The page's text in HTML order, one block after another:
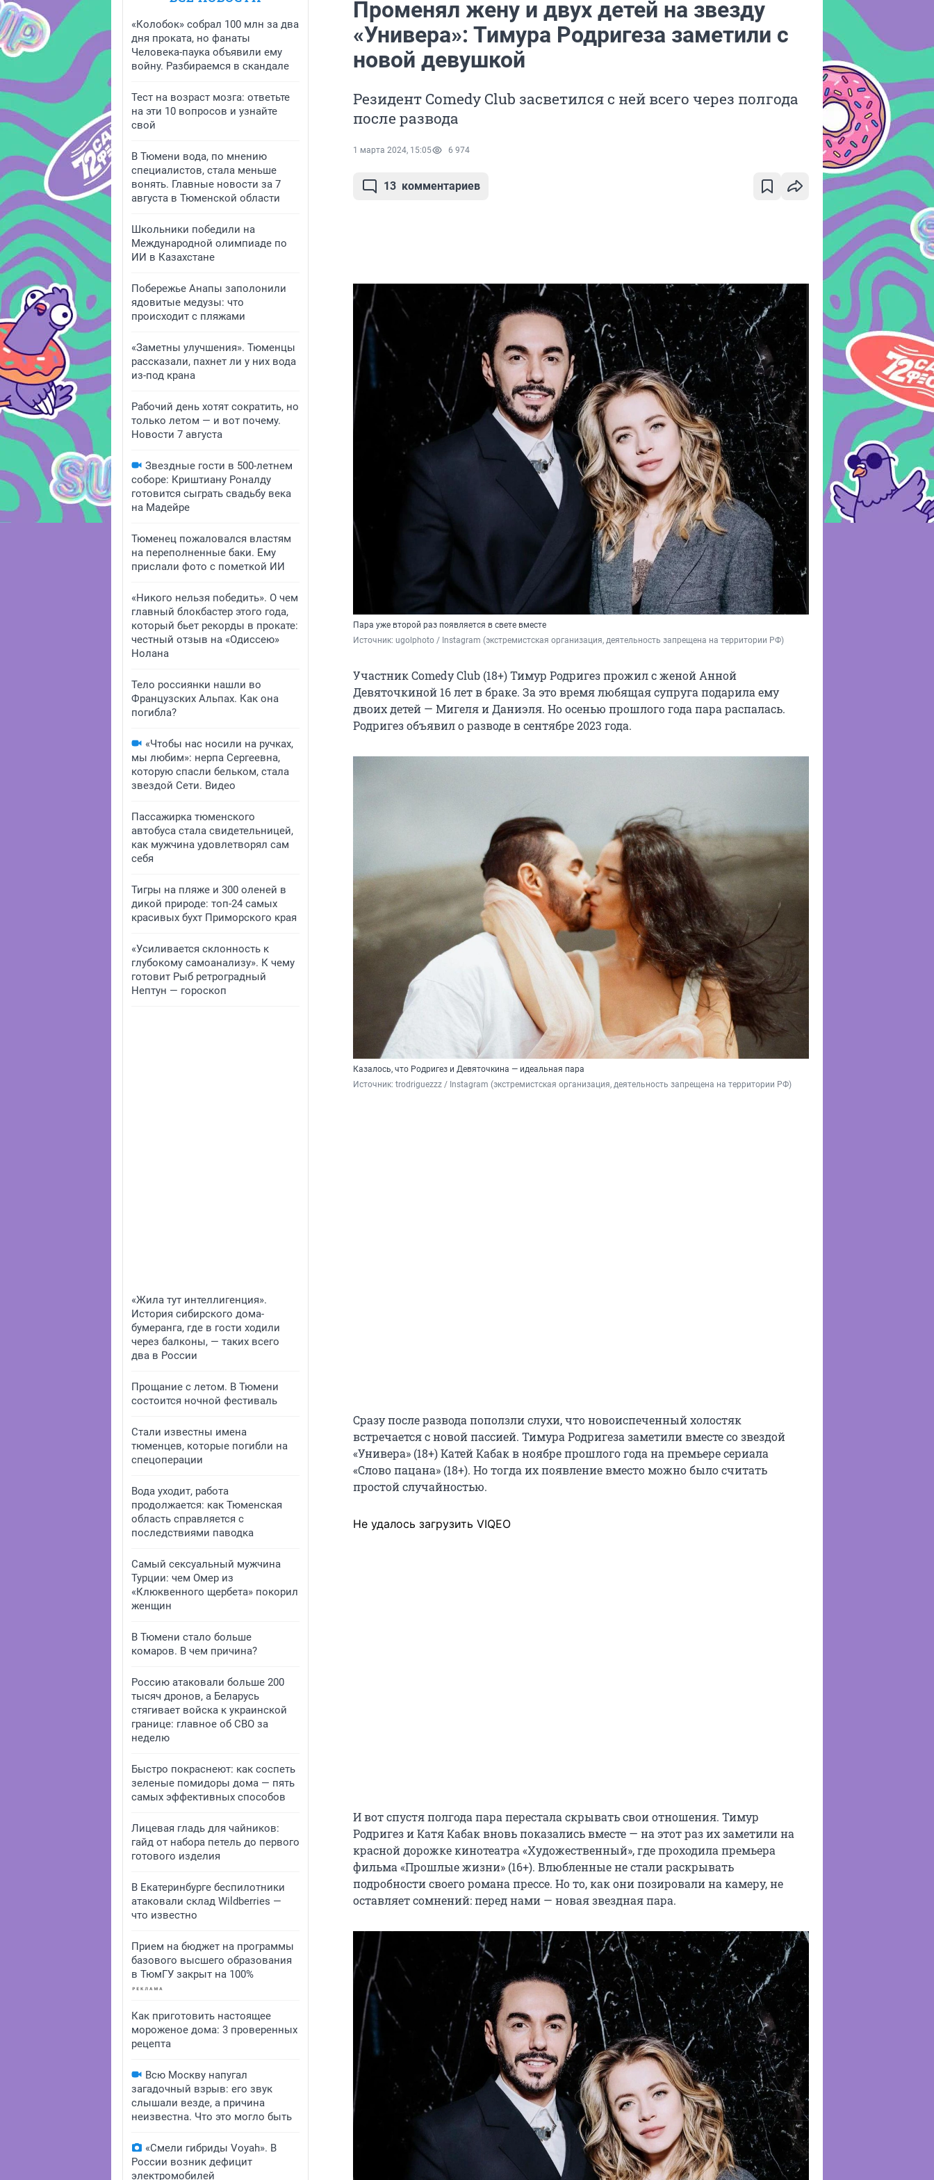
«Колобок» собрал 100 млн за два
дня проката, но фанаты
Человека-паука объявили ему
войну. Разбираемся в скандале
Тест на возраст мозга: ответьте
на эти 10 вопросов и узнайте
свой
В Тюмени вода, по мнению
специалистов, стала меньше
вонять. Главные новости за 7
августа в Тюменской области
Школьники победили на
Международной олимпиаде по
ИИ в Казахстане
Побережье Анапы заполонили
ядовитые медузы: что
происходит с пляжами
«Заметны улучшения». Тюменцы
рассказали, пахнет ли у них вода
из-под крана
Рабочий день хотят сократить, но
только летом — и вот почему.
Новости 7 августа
Звездные гости в 500-летнем
соборе: Криштиану Роналду
готовится сыграть свадьбу века
на Мадейре
Тюменец пожаловался властям
на переполненные баки. Ему
прислали фото с пометкой ИИ
«Никого нельзя победить». О чем
главный блокбастер этого года,
который бьет рекорды в прокате:
честный отзыв на «Одиссею»
Нолана
Тело россиянки нашли во
Французских Альпах. Как она
погибла?
«Чтобы нас носили на ручках,
мы любим»: нерпа Сергеевна,
которую спасли бельком, стала
звездой Сети. Видео
Пассажирка тюменского
автобуса стала свидетельницей,
как мужчина удовлетворял сам
себя
Тигры на пляже и 300 оленей в
дикой природе: топ-24 самых
красивых бухт Приморского края
«Усиливается склонность к
глубокому самоанализу». К чему
готовит Рыб ретроградный
Нептун — гороскоп
«Жила тут интеллигенция».
История сибирского дома-
бумеранга, где в гости ходили
через балконы, — таких всего
два в России
Прощание с летом. В Тюмени
состоится ночной фестиваль
Стали известны имена
тюменцев, которые погибли на
спецоперации
Вода уходит, работа
продолжается: как Тюменская
область справляется с
последствиями паводка
Самый сексуальный мужчина
Турции: чем Омер из
«Клюквенного щербета» покорил
женщин
В Тюмени стало больше
комаров. В чем причина?
Россию атаковали больше 200
тысяч дронов, а Беларусь
стягивает войска к украинской
границе: главное об СВО за
неделю
Быстро покраснеют: как соспеть
зеленые помидоры дома — пять
самых эффективных способов
Лицевая гладь для чайников:
гайд от набора петель до первого
готового изделия
В Екатеринбурге беспилотники
атаковали склад Wildberries —
что известно
Прием на бюджет на программы
базового высшего образования
в ТюмГУ закрыт на 100%
Как приготовить настоящее
мороженое дома: 3 проверенных
рецепта
Всю Москву напугал
загадочный взрыв: его звук
слышали везде, а причина
неизвестна. Что это могло быть
«Смели гибриды Voyah». В
России возник дефицит
электромобилей
Променял жену и двух детей на звезду
«Универа»: Тимура Родригеза заметили с
новой девушкой
Резидент Comedy Club засветился с ней всего через полгода
после развода
1 марта 2024, 15:05 6 974
13 комментариев
Пара уже второй раз появляется в свете вместе
Источник: ugolphoto / Instagram (экстремистская организация, деятельность запрещена на территории РФ)
Участник Comedy Club (18+) Тимур Родригез прожил с женой Анной
Девяточкиной 16 лет в браке. За это время любящая супруга подарила ему
двоих детей — Мигеля и Даниэля. Но осенью прошлого года пара распалась.
Родригез объявил о разводе в сентябре 2023 года.
Казалось, что Родригез и Девяточкина — идеальная пара
Источник: trodriguezzz / Instagram (экстремистская организация, деятельность запрещена на территории РФ)
Сразу после развода поползли слухи, что новоиспеченный холостяк
встречается с новой пассией. Тимура Родригеза заметили вместе со звездой
«Универа» (18+) Катей Кабак в ноябре прошлого года на премьере сериала
«Слово пацана» (18+). Но тогда их появление вместо можно было считать
простой случайностью.
Не удалось загрузить VIQEO
И вот спустя полгода пара перестала скрывать свои отношения. Тимур
Родригез и Катя Кабак вновь показались вместе — на этот раз их заметили на
красной дорожке кинотеатра «Художественный», где проходила премьера
фильма «Прошлые жизни» (16+). Влюбленные не стали раскрывать
подробности своего романа прессе. Но то, как они позировали на камеру, не
оставляет сомнений: перед нами — новая звездная пара.